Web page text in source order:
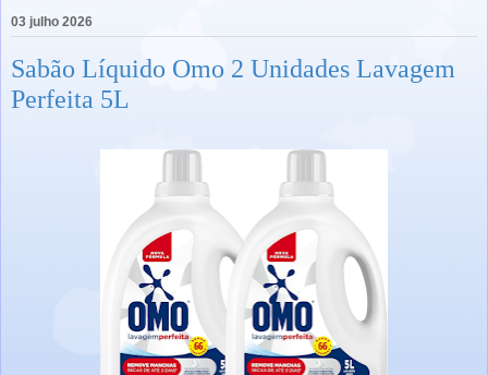
03 julho 2026
Sabão Líquido Omo 2 Unidades Lavagem
Perfeita 5L